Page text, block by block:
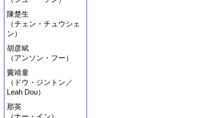
陳楚生
（チェン・チュウシェ
ン）
胡彦斌
（アンソン・フー）
竇靖童
（ドウ・ジントン／
Leah Dou）
那英
（ナー・イン）